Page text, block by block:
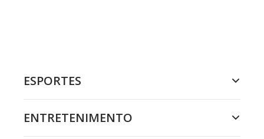
ESPORTES
ENTRETENIMENTO